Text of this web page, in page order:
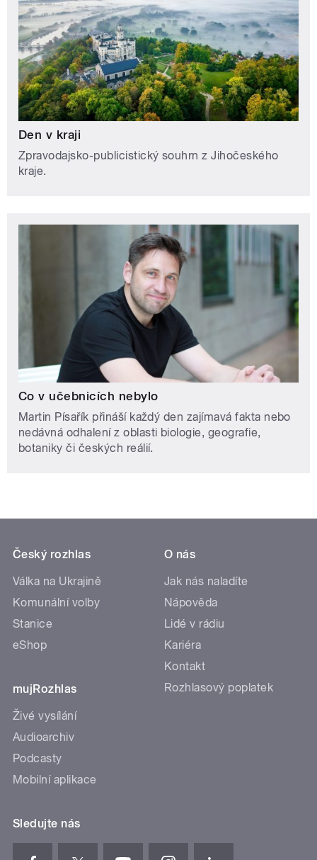
Den v kraji
Zpravodajsko-publicistický souhrn z Jihočeského
kraje.
Co v učebnicích nebylo
Martin Písařík přináší každý den zajímavá fakta nebo
nedávná odhalení z oblasti biologie, geografie,
botaniky či českých reálií.
Český rozhlas
Válka na Ukrajině
Komunální volby
Stanice
eShop
mujRozhlas
Živé vysílání
Audioarchiv
Podcasty
Mobilní aplikace
O nás
Jak nás naladíte
Nápověda
Lidé v rádiu
Kariéra
Kontakt
Rozhlasový poplatek
Sledujte nás